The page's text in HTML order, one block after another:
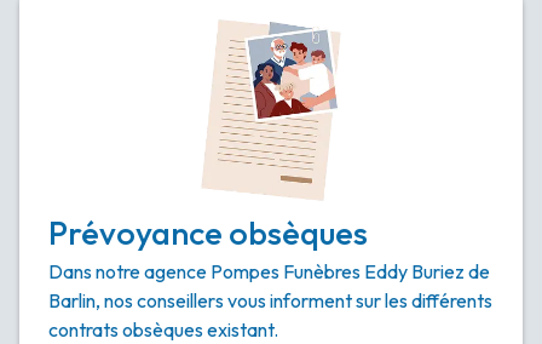
Prévoyance obsèques
Dans notre agence Pompes Funèbres Eddy Buriez de
Barlin, nos conseillers vous informent sur les différents
contrats obsèques existant.